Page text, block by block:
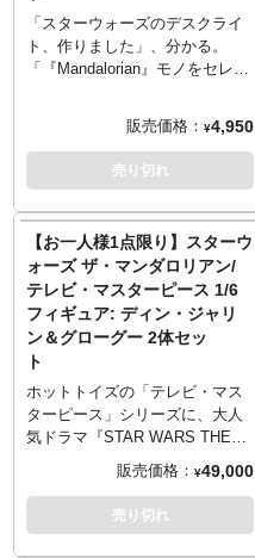
ップレプリカシリーズはFRP製
なのに対し、今回のモデルでは
ABS樹脂の金型一発抜きで軽
メットでは装着も可能な内部構
造となっていましたが、前述の
製法のため、あくまで「ディス
ります。
「スターウォーズのデスクライ
ト、作りました」、分かる。
「『Mandalorian』モノをセレク
る。ヒットしたもんな。
「マンドーの頭、光ります」、
なんでやねん…そうはならんや
思わずエセ関西弁となってしま
す、強烈な『スターウォーズ』
のデスクライト新作。マンドー
のヘルメットをそのままライト
に。どうしてそうなった。
販売価格： ¥4,950
売り切れ
【お一人様1点限り】スターウ
ォーズ ザ・マンダロリアン/
テレビ・マスターピース 1/6
フィギュア: ディン・ジャリ
ン＆グローグー 2体セッ
ト
ホットトイズの「テレビ・マス
ターピース」シリーズに、大人
気ドラマ『STAR WARS THE
MANDALORIAN』より、「マン
ドー」ディン・ジャリンとグロ
ーグーの親子セットがラインナ
ップ。ディン・ジャリンは全高
販売価格： ¥49,000
売り切れ